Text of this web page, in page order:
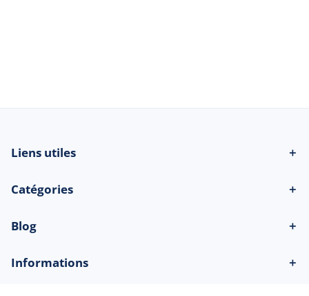
Liens utiles ＋
Catégories ＋
Blog ＋
Informations ＋